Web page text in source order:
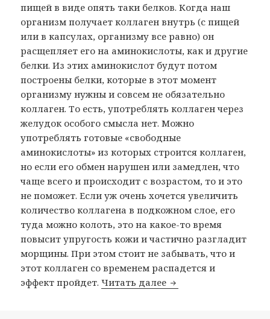
пищей в виде опять таки белков. Когда наш
организм получает коллаген внутрь (с пищей
или в капсулах, организму все равно) он
расщепляет его на аминокислоты, как и другие
белки. Из этих аминокислот будут потом
построены белки, которые в этот момент
организму нужны и совсем не обязательно
коллаген. То есть, употреблять коллаген через
желудок особого смысла нет. Можно
употреблять готовые «свободные
аминокислоты» из которых строится коллаген,
но если его обмен нарушен или замедлен, что
чаще всего и происходит с возрастом, то и это
не поможет. Если уж очень хочется увеличить
количество коллагена в подкожном слое, его
туда можно колоть, это на какое-то время
повысит упругость кожи и частично разгладит
морщины. При этом стоит не забывать, что и
этот коллаген со временем распадется и
эффект пройдет.Читать далее О коллагене и Омега